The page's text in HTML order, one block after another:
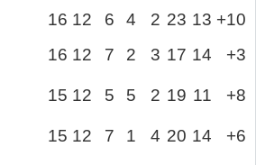
16 12 6 4 2 23 13 +10
16 12 7 2 3 17 14 +3
15 12 5 5 2 19 11 +8
15 12 7 1 4 20 14 +6